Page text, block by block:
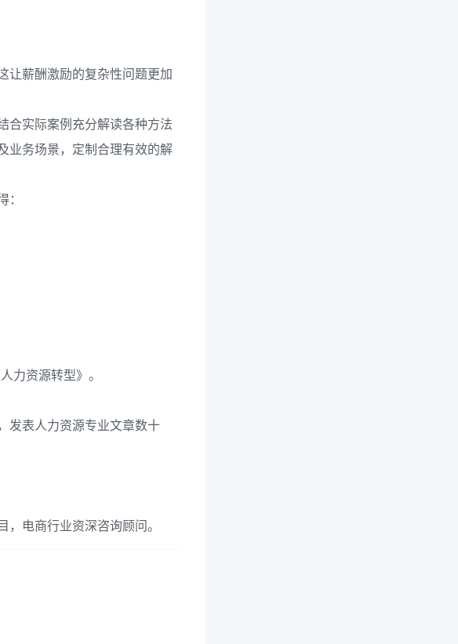
让薪酬激励的复杂性问题更加
合实际案例充分解读各种方法
业务场景，定制合理有效的解
：
力资源转型》。
发表人力资源专业文章数十
电商行业资深咨询顾问。